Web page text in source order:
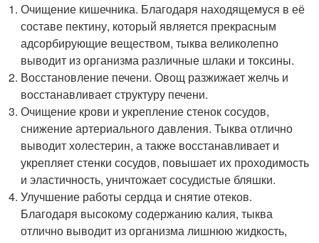
Очищение кишечника. Благодаря находящемуся в её
составе пектину, который является прекрасным
адсорбирующие веществом, тыква великолепно
выводит из организма различные шлаки и токсины.
Восстановление печени. Овощ разжижает желчь и
восстанавливает структуру печени.
Очищение крови и укрепление стенок сосудов,
снижение артериального давления. Тыква отлично
выводит холестерин, а также восстанавливает и
укрепляет стенки сосудов, повышает их проходимость
и эластичность, уничтожает сосудистые бляшки.
Улучшение работы сердца и снятие отеков.
Благодаря высокому содержанию калия, тыква
отлично выводит из организма лишнюю жидкость,